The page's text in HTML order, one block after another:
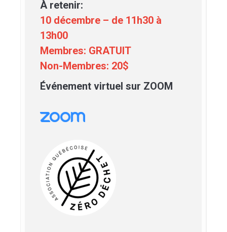
À retenir:
10 décembre – de 11h30 à
13h00
Membres: GRATUIT
Non-Membres: 20$
Événement virtuel sur ZOOM